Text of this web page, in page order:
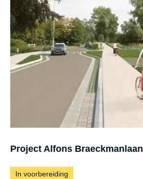
e
c
t
v
g
i
Project Alfons Braeckmanlaan
In voorbereiding